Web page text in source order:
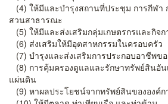
(4) ให้มีและบำรุงสถานที่ประชุม การกีฬา
สวนสาธารณะ
(5) ให้มีและส่งเสริมกลุ่มเกษตรกรและกิจ
(6) ส่งเสริมให้มีอุตสาหกรรมในครอบครัว
(7) บำรุงและส่งเสริมการประกอบอาชีพข
(8) การคุ้มครองดูแลและรักษาทรัพย์สินอั
แผ่นดิน
(9) หาผลประโยชน์จากทรัพย์สินขององค์